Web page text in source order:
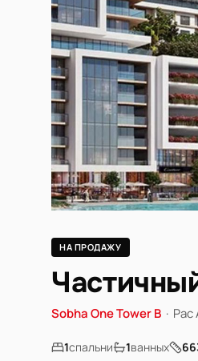
НА ПРОДАЖУ
Sobha One Tower B · Рас
1спальни 1ванных